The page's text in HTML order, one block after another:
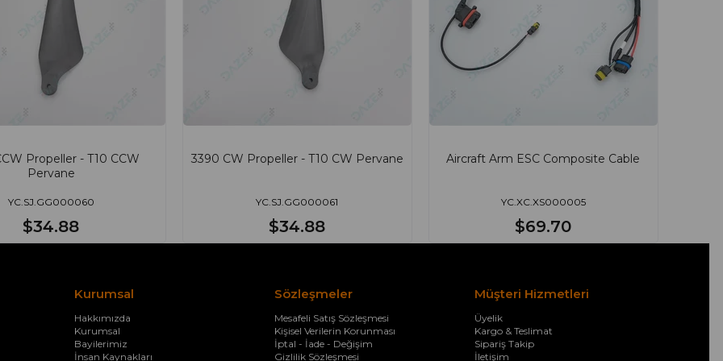
Propeller - T10 CCW
Pervane
YC.SJ.GG000060
$34.88
3390 CW Propeller - T10 CW Pervane
YC.SJ.GG000061
$34.88
Aircraft Arm ESC Composite Cable
YC.XC.XS000005
$69.70
Kurumsal
Hakkımızda
Kurumsal
Bayilerimiz
İnsan Kaynakları
Sözleşmeler
Mesafeli Satış Sözleşmesi
Kişisel Verilerin Korunması
İptal - İade - Değişim
Gizlilik Sözleşmesi
Müşteri Hizmetleri
Üyelik
Kargo & Teslimat
Sipariş Takip
İletişim